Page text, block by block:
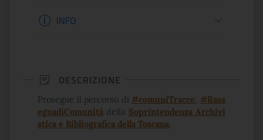
Informazioni apertura
INFO
DESCRIZIONE
Prosegue il percorso di #comuniTracce, #Rass
egnadiComunità della Soprintendenza Archivi
stica e Bibliografica della Toscana.